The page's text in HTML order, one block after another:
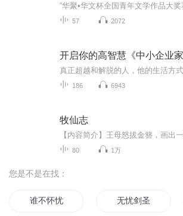
57 2072
开启你的高智慧《中小企业家
186 6943
牧仙志
80 1万
您是不是在找：
谁不怀忧 无忧剑圣